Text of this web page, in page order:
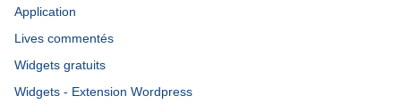
Application
Lives commentés
Widgets gratuits
Widgets - Extension Wordpress